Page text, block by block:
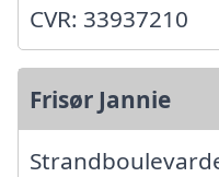
CVR: 33937210
Frisør Jannie